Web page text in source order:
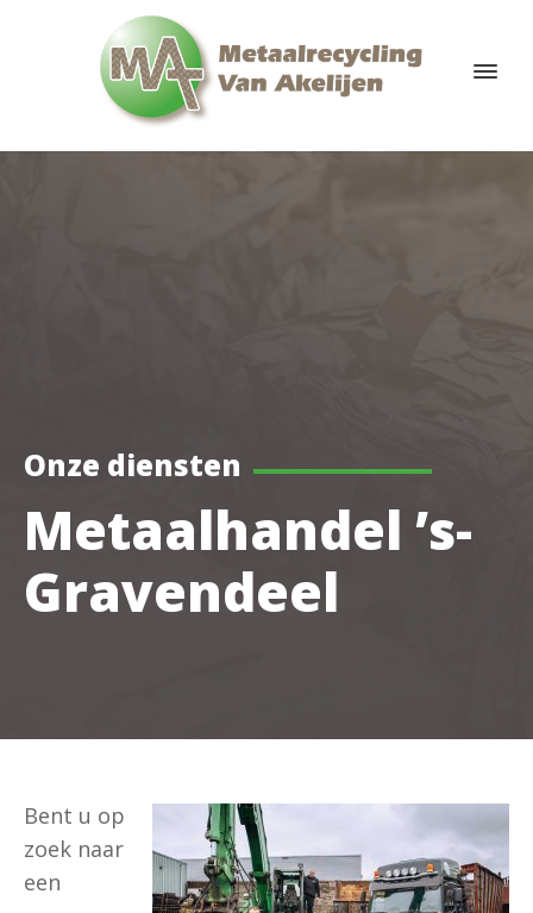
Onze diensten
Metaalhandel ’s-
Gravendeel
Bent u op
zoek naar
een